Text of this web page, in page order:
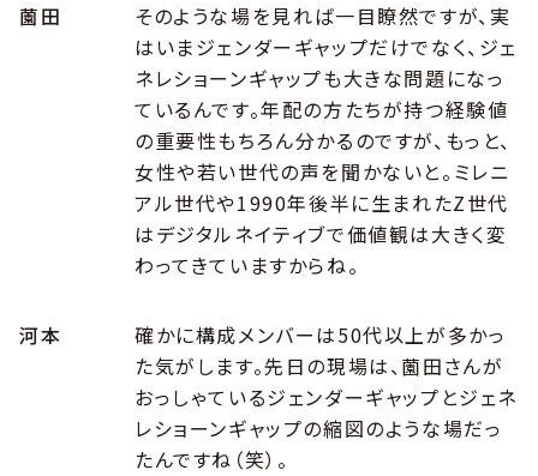
薗田
そのような場を見れば一目瞭然ですが、実
はいまジェンダーギャップだけでなく、ジェ
ネレショーンギャップも大きな問題になっ
ているんです。年配の方たちが持つ経験値
の重要性もちろん分かるのですが、もっと、
女性や若い世代の声を聞かないと。ミレニ
アル世代や1990年後半に生まれたZ世代
はデジタルネイティブで価値観は大きく変
わってきていますからね。
河本
確かに構成メンバーは50代以上が多かっ
た気がします。先日の現場は、薗田さんが
おっしゃているジェンダーギャップとジェネ
レショーンギャップの縮図のような場だっ
たんですね（笑）。